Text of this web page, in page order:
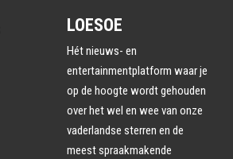
LOESOE
Hét nieuws- en
entertainmentplatform waar je
op de hoogte wordt gehouden
over het wel en wee van onze
vaderlandse sterren en de
meest spraakmakende